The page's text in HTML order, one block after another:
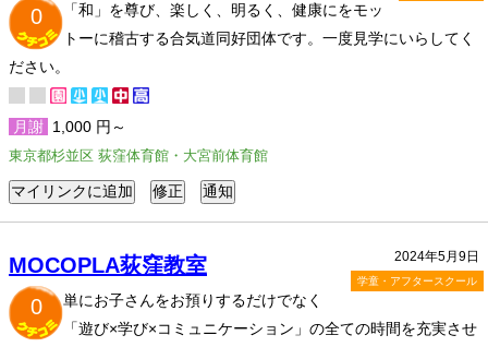
0
「和」を尊び、楽しく、明るく、健康にをモッ
トーに稽古する合気道同好団体です。一度見学にいらしてく
ださい。
月謝 1,000 円～
東京都杉並区 荻窪体育館・大宮前体育館
2024年5月9日
学童・アフタースクール
MOCOPLA荻窪教室
0
単にお子さんをお預りするだけでなく
「遊び×学び×コミュニケーション」の全ての時間を充実させ